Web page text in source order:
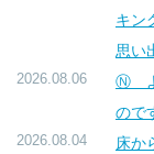
キン
思い
2026.08.06
Ⓝ よ
ので
2026.08.04
床か